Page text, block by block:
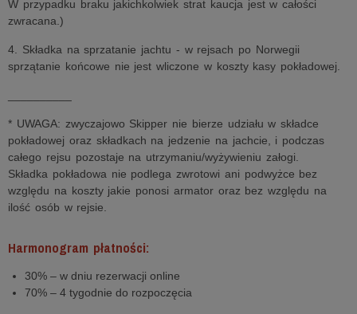
W przypadku braku jakichkolwiek strat kaucja jest w całości
zwracana.)
4. Składka na sprzatanie jachtu - w rejsach po Norwegii
sprzątanie końcowe nie jest wliczone w koszty kasy pokładowej.
* UWAGA: zwyczajowo Skipper nie bierze udziału w składce
pokładowej oraz składkach na jedzenie na jachcie, i podczas
całego rejsu pozostaje na utrzymaniu/wyżywieniu załogi.
Składka pokładowa nie podlega zwrotowi ani podwyżce bez
względu na koszty jakie ponosi armator oraz bez względu na
ilość osób w rejsie.
Harmonogram płatności:
30% – w dniu rezerwacji online
70% – 4 tygodnie do rozpoczęcia